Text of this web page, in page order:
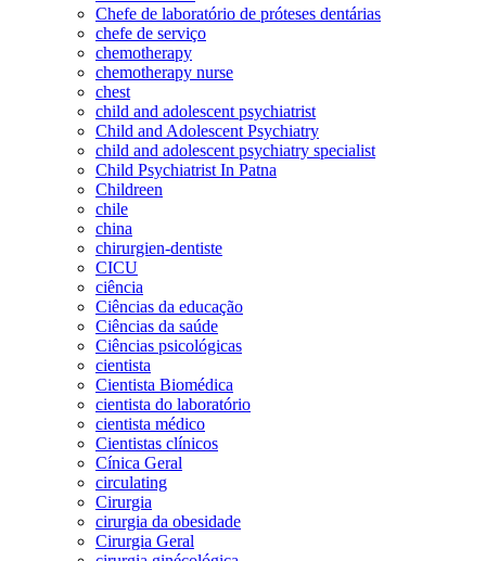
Chefe de laboratório de próteses dentárias
chefe de serviço
chemotherapy
chemotherapy nurse
chest
child and adolescent psychiatrist
Child and Adolescent Psychiatry
child and adolescent psychiatry specialist
Child Psychiatrist In Patna
Childreen
chile
china
chirurgien-dentiste
CICU
ciência
Ciências da educação
Ciências da saúde
Ciências psicológicas
cientista
Cientista Biomédica
cientista do laboratório
cientista médico
Cientistas clínicos
Cínica Geral
circulating
Cirurgia
cirurgia da obesidade
Cirurgia Geral